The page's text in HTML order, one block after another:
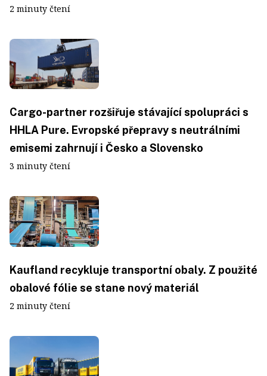
2 minuty čtení
Cargo-partner rozšiřuje stávající spolupráci s
HHLA Pure. Evropské přepravy s neutrálními
emisemi zahrnují i Česko a Slovensko
3 minuty čtení
Kaufland recykluje transportní obaly. Z použité
obalové fólie se stane nový materiál
2 minuty čtení